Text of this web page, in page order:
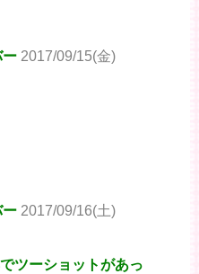
ー 2017/09/15(金)
ー 2017/09/16(土)
ツーショットがあっ